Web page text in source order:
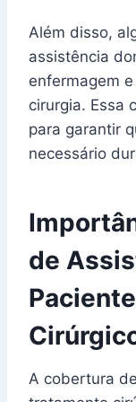
Além disso,
assistência
enfermagem
cirurgia. Essa
para garantir
necessário
de
A cobertura